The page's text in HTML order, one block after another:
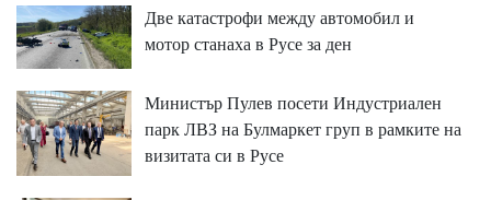
Две катастрофи между автомобил и
мотор станаха в Русе за ден
Министър Пулев посети Индустриален
парк ЛВЗ на Булмаркет груп в рамките на
визитата си в Русе